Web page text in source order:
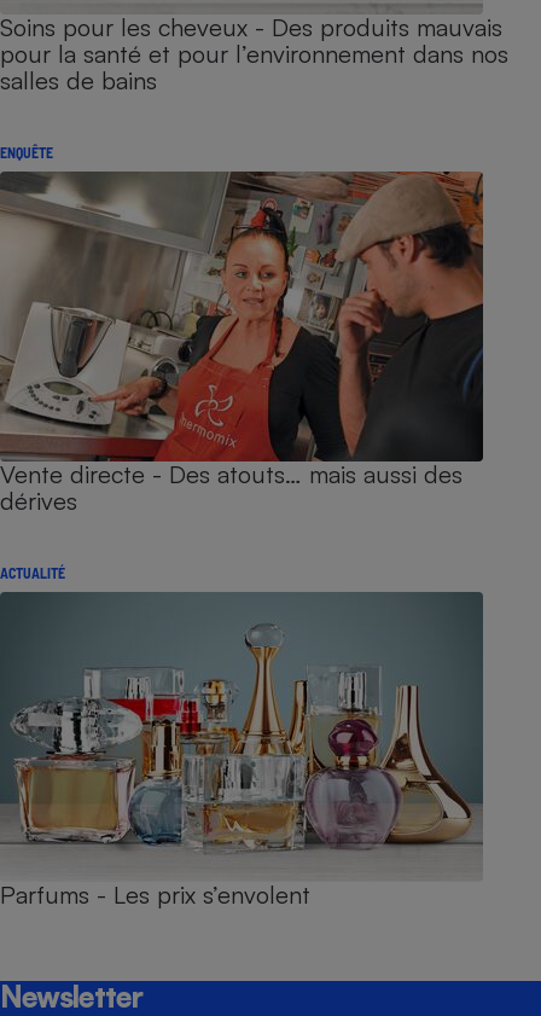
Soins pour les cheveux - Des produits mauvais
pour la santé et pour l’environnement dans nos
salles de bains
ENQUÊTE
Vente directe - Des atouts… mais aussi des
dérives
ACTUALITÉ
Parfums - Les prix s’envolent
Newsletter